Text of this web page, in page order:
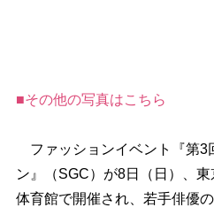
■その他の写真はこちら
ファッションイベント『第3
ン』（SGC）が8日（日）、
体育館で開催され、若手俳優の